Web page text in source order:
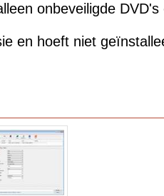
onbeveiligde
en hoeft niet